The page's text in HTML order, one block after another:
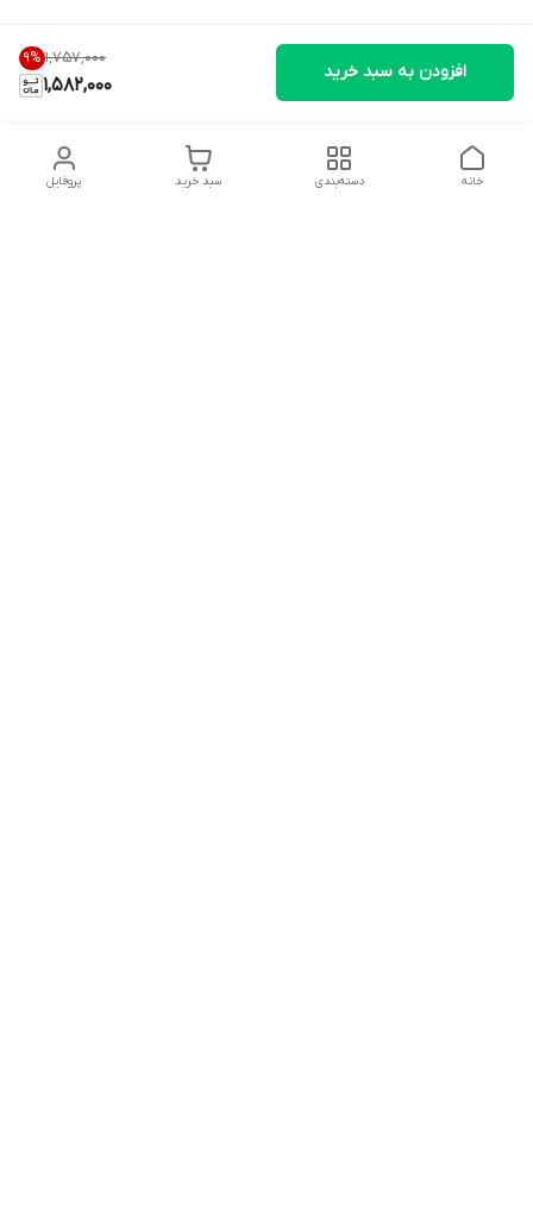
۱٬۷۵۷٬۰۰۰ 9%
1,582,000
افزودن به سبد خرید
پروفایل سبد خرید دسته‌بندی خانه